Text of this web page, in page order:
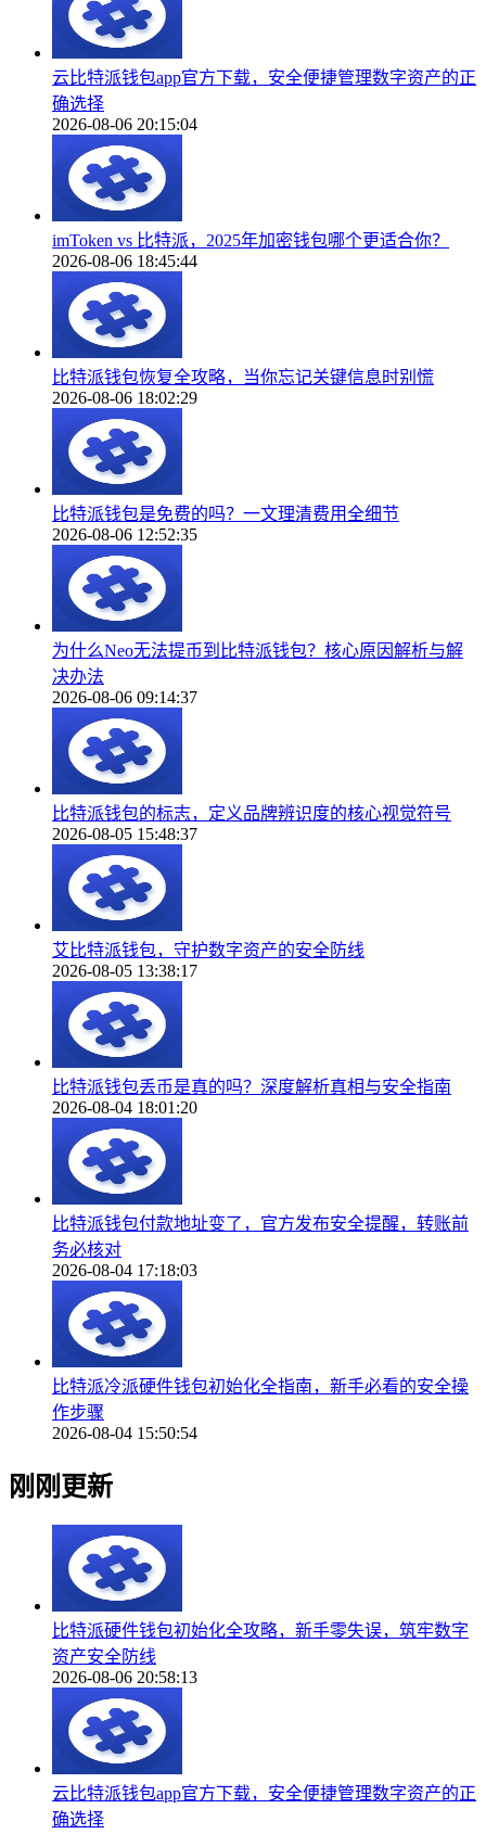
云比特派钱包app官方下载，安全便捷管理数字资产的正
确选择
2026-08-06 20:15:04
imToken vs 比特派，2025年加密钱包哪个更适合你？
2026-08-06 18:45:44
比特派钱包恢复全攻略，当你忘记关键信息时别慌
2026-08-06 18:02:29
比特派钱包是免费的吗？一文理清费用全细节
2026-08-06 12:52:35
为什么Neo无法提币到比特派钱包？核心原因解析与解
决办法
2026-08-06 09:14:37
比特派钱包的标志，定义品牌辨识度的核心视觉符号
2026-08-05 15:48:37
艾比特派钱包，守护数字资产的安全防线
2026-08-05 13:38:17
比特派钱包丢币是真的吗？深度解析真相与安全指南
2026-08-04 18:01:20
比特派钱包付款地址变了，官方发布安全提醒，转账前
务必核对
2026-08-04 17:18:03
比特派冷派硬件钱包初始化全指南，新手必看的安全操
作步骤
2026-08-04 15:50:54
刚刚更新
比特派硬件钱包初始化全攻略，新手零失误，筑牢数字
资产安全防线
2026-08-06 20:58:13
云比特派钱包app官方下载，安全便捷管理数字资产的正
确选择